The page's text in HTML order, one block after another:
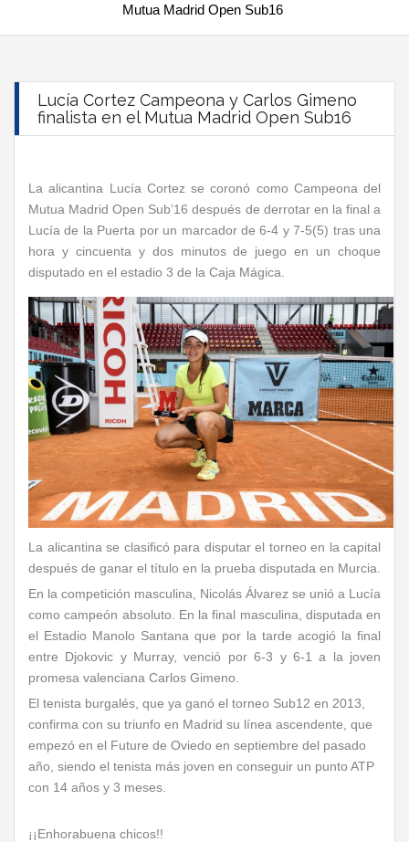
Mutua Madrid Open Sub16
Lucía Cortez Campeona y Carlos Gimeno
finalista en el Mutua Madrid Open Sub16
La alicantina Lucía Cortez se coronó como Campeona del
Mutua Madrid Open Sub’16 después de derrotar en la final a
Lucía de la Puerta por un marcador de 6-4 y 7-5(5) tras una
hora y cincuenta y dos minutos de juego en un choque
disputado en el estadio 3 de la Caja Mágica.
La alicantina se clasificó para disputar el torneo en la capital
después de ganar el título en la prueba disputada en Murcia.
En la competición masculina, Nicolás Álvarez se unió a Lucía
como campeón absoluto. En la final masculina, disputada en
el Estadio Manolo Santana que por la tarde acogió la final
entre Djokovic y Murray, venció por 6-3 y 6-1 a la joven
promesa valenciana Carlos Gimeno.
El tenista burgalés, que ya ganó el torneo Sub12 en 2013,
confirma con su triunfo en Madrid su línea ascendente, que
empezó en el Future de Oviedo en septiembre del pasado
año, siendo el tenista más joven en conseguir un punto ATP
con 14 años y 3 meses.
¡¡Enhorabuena chicos!!